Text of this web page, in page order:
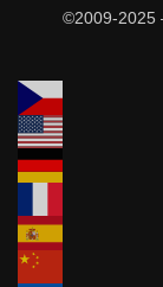
©2009-2025